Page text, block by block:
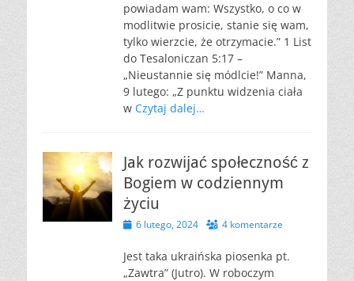
powiadam wam: Wszystko, o co w
modlitwie prosicie, stanie się wam,
tylko wierzcie, że otrzymacie.” 1 List
do Tesaloniczan 5:17 –
„Nieustannie się módlcie!” Manna,
9 lutego: „Z punktu widzenia ciała
w Czytaj dalej…
Jak rozwijać społeczność z
Bogiem w codziennym
życiu
Opublikowano
6 lutego, 2024 4 komentarze
Jest taka ukraińska piosenka pt.
„Zawtra” (Jutro). W roboczym